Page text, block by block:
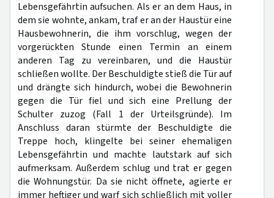
Lebensgefährtin aufsuchen. Als er an dem Haus, in
dem sie wohnte, ankam, traf er an der Haustür eine
Hausbewohnerin, die ihm vorschlug, wegen der
vorgerückten Stunde einen Termin an einem
anderen Tag zu vereinbaren, und die Haustür
schließen wollte. Der Beschuldigte stieß die Tür auf
und drängte sich hindurch, wobei die Bewohnerin
gegen die Tür fiel und sich eine Prellung der
Schulter zuzog (Fall 1 der Urteilsgründe). Im
Anschluss daran stürmte der Beschuldigte die
Treppe hoch, klingelte bei seiner ehemaligen
Lebensgefährtin und machte lautstark auf sich
aufmerksam. Außerdem schlug und trat er gegen
die Wohnungstür. Da sie nicht öffnete, agierte er
immer heftiger und warf sich schließlich mit voller